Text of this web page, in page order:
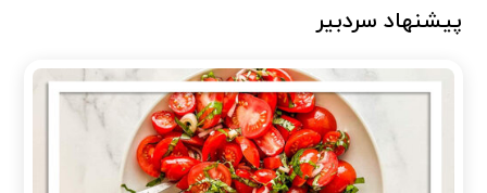
پیشنهاد سردبیر